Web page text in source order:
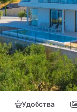
Удобства